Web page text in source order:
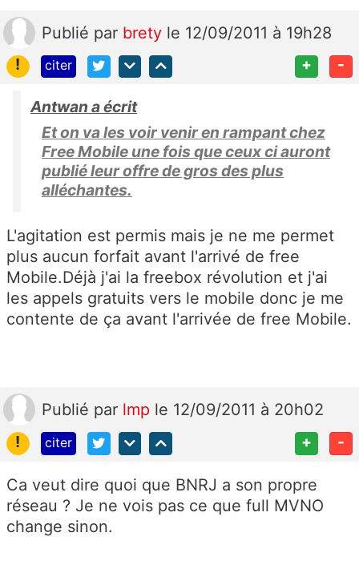
Publié par brety le 12/09/2011 à 19h28
!
citer + -
Antwan a écrit
Et on va les voir venir en rampant chez
Free Mobile une fois que ceux ci auront
publié leur offre de gros des plus
alléchantes.
L'agitation est permis mais je ne me permet
plus aucun forfait avant l'arrivé de free
Mobile.Déjà j'ai la freebox révolution et j'ai
les appels gratuits vers le mobile donc je me
contente de ça avant l'arrivée de free Mobile.
Publié par lmp le 12/09/2011 à 20h02
!
citer + -
Ca veut dire quoi que BNRJ a son propre
réseau ? Je ne vois pas ce que full MVNO
change sinon.